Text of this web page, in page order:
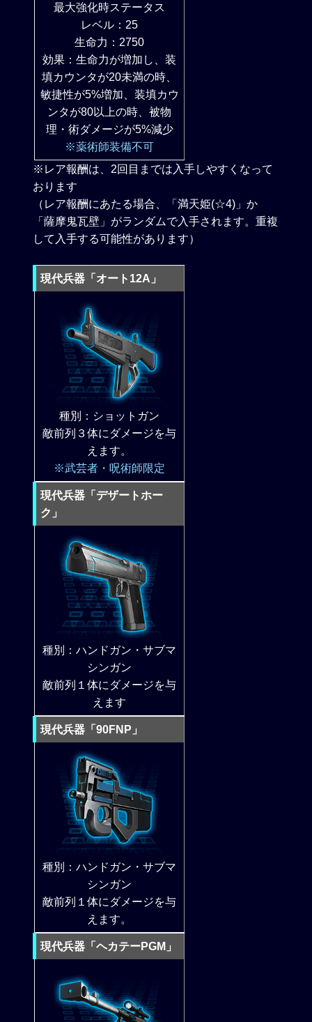
最大強化時ステータス
レベル：25
生命力：2750
効果：生命力が増加し、装
填カウンタが20未満の時、
敏捷性が5%増加、装填カウ
ンタが80以上の時、被物
理・術ダメージが5%減少
※薬術師装備不可
※レア報酬は、2回目までは入手しやすくなって
おります
（レア報酬にあたる場合、「満天姫(☆4)」か
「薩摩鬼瓦壁」がランダムで入手されます。重複
して入手する可能性があります）
現代兵器「オート12A」
種別：ショットガン
敵前列３体にダメージを与
えます。
※武芸者・呪術師限定
現代兵器「デザートホー
ク」
種別：ハンドガン・サブマ
シンガン
敵前列１体にダメージを与
えます
現代兵器「90FNP」
種別：ハンドガン・サブマ
シンガン
敵前列１体にダメージを与
えます。
現代兵器「ヘカテーPGM」